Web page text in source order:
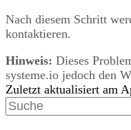
Nach diesem Schritt
kontaktieren.
Hinweis: Dieses
systeme.io jedoch den
Zuletzt aktualisiert am